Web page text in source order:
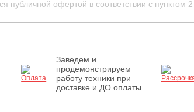
офертой в соответствии с пунктом
Заведем и
продемонстрируем
работу техники при
доставке и ДО оплаты.